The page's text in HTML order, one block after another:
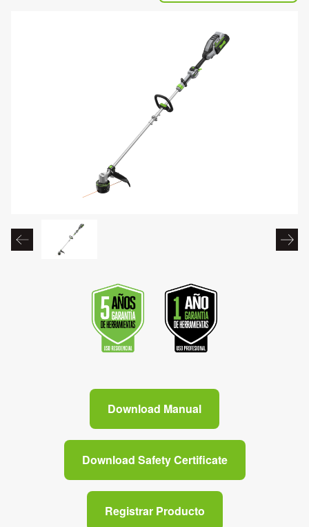
Download Manual
Download Safety Certificate
Registrar Producto